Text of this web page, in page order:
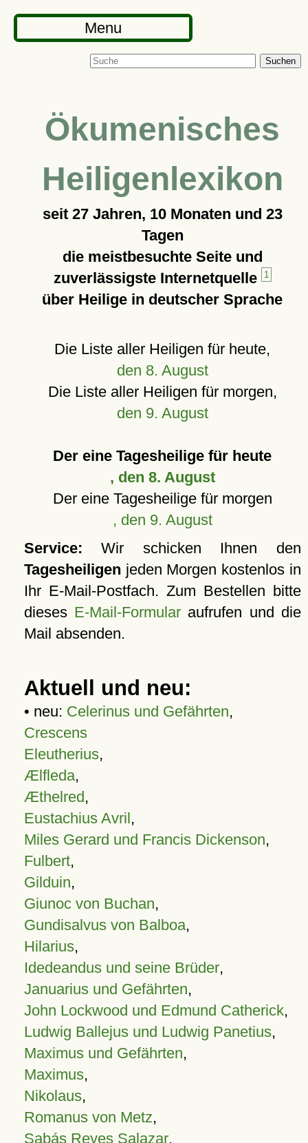
Menu
Suchen
Ökumenisches
Heiligenlexikon
seit 27 Jahren, 10 Monaten und 23
Tagen
die meistbesuchte Seite und
zuverlässigste Internetquelle
1
über Heilige in deutscher Sprache
Die Liste aller Heiligen für heute,
den 8. August
Die Liste aller Heiligen für morgen,
den 9. August
Der eine Tagesheilige für heute
, den 8. August
Der eine Tagesheilige für morgen
, den 9. August
Service: Wir schicken Ihnen den
Tagesheiligen jeden Morgen kostenlos in
Ihr E-Mail-Postfach. Zum Bestellen bitte
dieses E-Mail-Formular aufrufen und die
Mail absenden.
Aktuell und neu:
• neu: Celerinus und Gefährten,
Crescens
Eleutherius,
Ælfleda,
Æthelred,
Eustachius Avril,
Miles Gerard und Francis Dickenson,
Fulbert,
Gilduin,
Giunoc von Buchan,
Gundisalvus von Balboa,
Hilarius,
Idedeandus und seine Brüder,
Januarius und Gefährten,
John Lockwood und Edmund Catherick,
Ludwig Ballejus und Ludwig Panetius,
Maximus und Gefährten,
Maximus,
Nikolaus,
Romanus von Metz,
Sabás Reyes Salazar,